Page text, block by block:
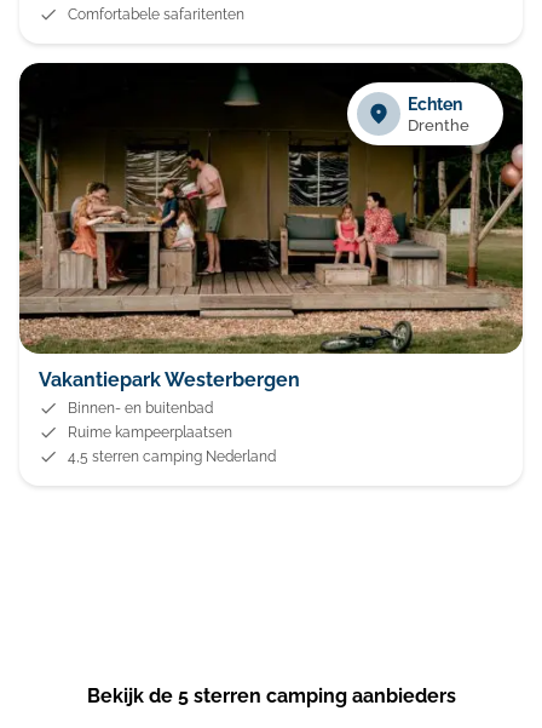
Comfortabele safaritenten
Echten
Drenthe
Vakantiepark Westerbergen
Binnen- en buitenbad
Ruime kampeerplaatsen
4,5 sterren camping Nederland
Bekijk de 5 sterren camping aanbieders